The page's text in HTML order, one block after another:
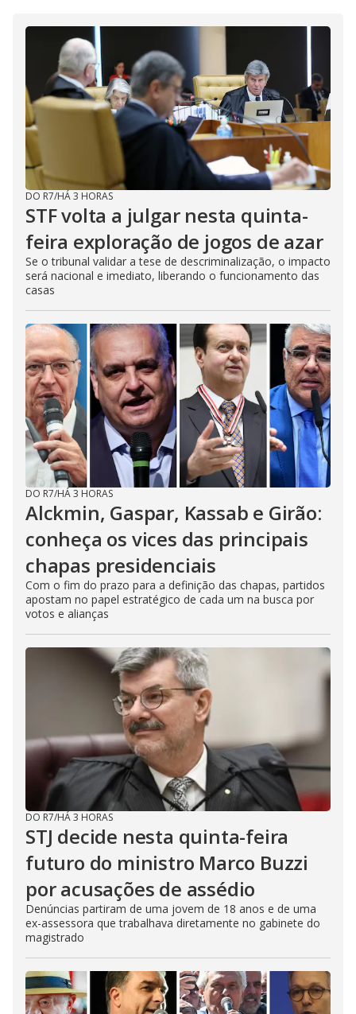
DO R7/HÁ 3 HORAS
STF volta a julgar nesta quinta-
feira exploração de jogos de azar
Se o tribunal validar a tese de descriminalização, o impacto
será nacional e imediato, liberando o funcionamento das
casas
DO R7/HÁ 3 HORAS
Alckmin, Gaspar, Kassab e Girão:
conheça os vices das principais
chapas presidenciais
Com o fim do prazo para a definição das chapas, partidos
apostam no papel estratégico de cada um na busca por
votos e alianças
DO R7/HÁ 3 HORAS
STJ decide nesta quinta-feira
futuro do ministro Marco Buzzi
por acusações de assédio
Denúncias partiram de uma jovem de 18 anos e de uma
ex-assessora que trabalhava diretamente no gabinete do
magistrado